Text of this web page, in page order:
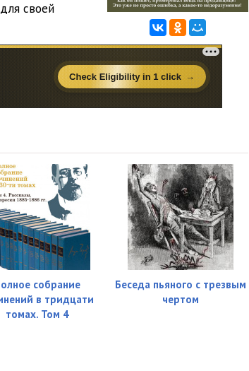
своей
собрание
в тридцати
томах. Том 4
Беседа пьяного с трезвым
чертом